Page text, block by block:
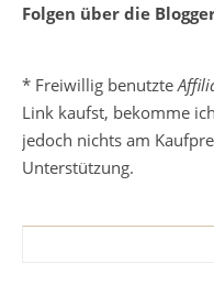
Folgen über die
* Freiwillig benutzte
Link kaufst, bekomme
jedoch nichts am
Unterstützung.